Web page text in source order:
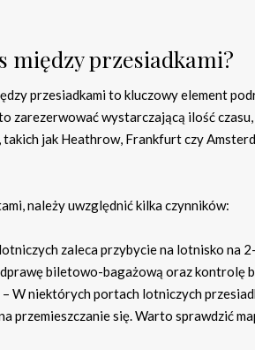
między przesiadkami?
przesiadkami to kluczowy element
zarezerwować wystarczającą ilość
jak Heathrow, Frankfurt czy
należy uwzględnić kilka czynników:
zaleca przybycie na lotnisko na
biletowo-bagażową oraz kontrolę
– W niektórych portach lotniczych
przemieszczanie się. Warto sprawdzić